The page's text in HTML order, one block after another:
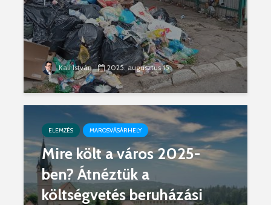
Kali István 2025. augusztus 15.
ELEMZÉS MAROSVÁSÁRHELY
Mire költ a város 2025-
ben? Átnéztük a
költségvetés beruházási